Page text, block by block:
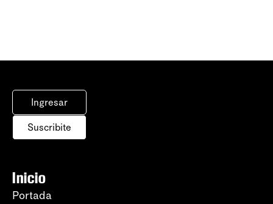
Ingresar
Suscribite
Inicio
Portada